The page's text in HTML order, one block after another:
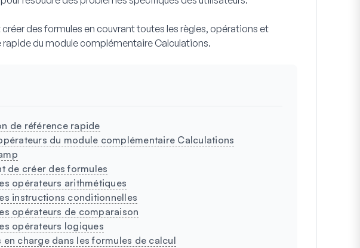
des formules en couvrant toutes les règles, opérations et
du module complémentaire Calculations.
de référence rapide
du module complémentaire Calculations
de créer des formules
opérateurs arithmétiques
instructions conditionnelles
opérateurs de comparaison
opérateurs logiques
charge dans les formules de calcul